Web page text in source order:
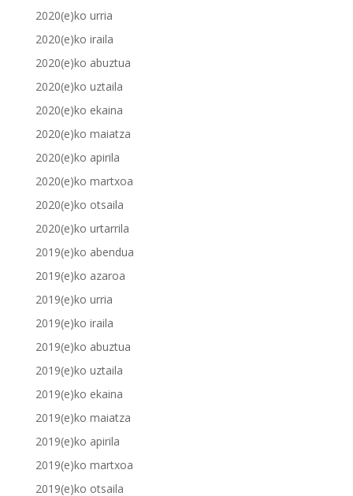
2020(e)ko urria
2020(e)ko iraila
2020(e)ko abuztua
2020(e)ko uztaila
2020(e)ko ekaina
2020(e)ko maiatza
2020(e)ko apirila
2020(e)ko martxoa
2020(e)ko otsaila
2020(e)ko urtarrila
2019(e)ko abendua
2019(e)ko azaroa
2019(e)ko urria
2019(e)ko iraila
2019(e)ko abuztua
2019(e)ko uztaila
2019(e)ko ekaina
2019(e)ko maiatza
2019(e)ko apirila
2019(e)ko martxoa
2019(e)ko otsaila